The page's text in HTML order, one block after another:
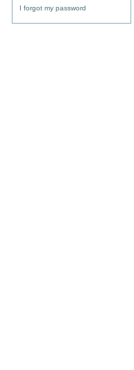
I forgot my password